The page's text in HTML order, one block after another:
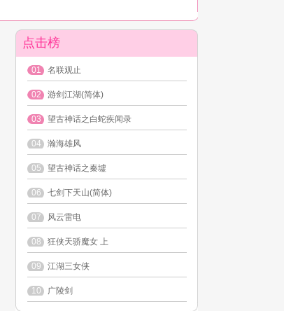
点击榜
01 名联观止
02 游剑江湖(简体)
03 望古神话之白蛇疾闻录
04 瀚海雄风
05 望古神话之秦墟
06 七剑下天山(简体)
07 风云雷电
08 狂侠天骄魔女 上
09 江湖三女侠
10 广陵剑